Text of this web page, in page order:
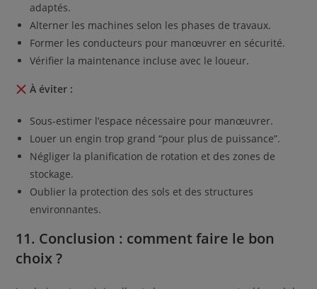
adaptés.
Alterner les machines selon les phases de travaux.
Former les conducteurs pour manœuvrer en sécurité.
Vérifier la maintenance incluse avec le loueur.
À éviter :
Sous-estimer l’espace nécessaire pour manœuvrer.
Louer un engin trop grand “pour plus de puissance”.
Négliger la planification de rotation et des zones de
stockage.
Oublier la protection des sols et des structures
environnantes.
11. Conclusion : comment faire le bon
choix ?